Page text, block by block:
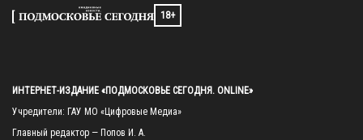
18+
ИНТЕРНЕТ-ИЗДАНИЕ «ПОДМОСКОВЬЕ СЕГОДНЯ. ONLINE»
Учредители: ГАУ МО «Цифровые Медиа»
Главный редактор — Попов И. А.